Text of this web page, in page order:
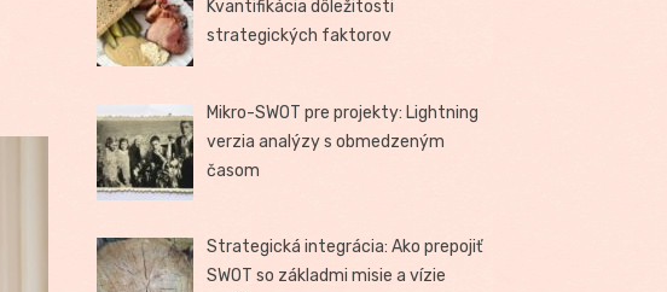
Kvantifikácia dôležitosti
strategických faktorov
Mikro-SWOT pre projekty: Lightning
verzia analýzy s obmedzeným
časom
Strategická integrácia: Ako prepojiť
SWOT so základmi misie a vízie